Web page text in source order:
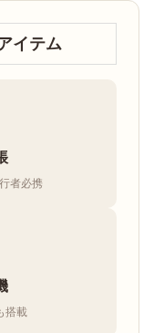
イテム
者必携
搭載